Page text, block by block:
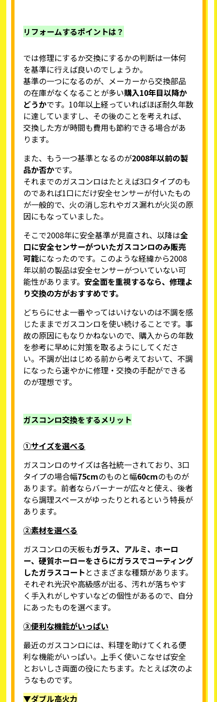
リフォームするポイントは？
では修理にするか交換にするかの判断は一体何
を基準に行えば良いのでしょうか。
基準の一つになるのが、メーカーから交換部品
の在庫がなくなることが多い購入10年目以降か
どうかです。10年以上経っていればほぼ耐久年数
に達していますし、その後のことを考えれば、
交換した方が時間も費用も節約できる場合があ
ります。
また、もう一つ基準となるのが2008年以前の製
品か否かです。
それまでのガスコンロはたとえば3口タイプのも
のであれば1口にだけ安全センサーが付いたもの
が一般的で、火の消し忘れやガス漏れが火災の原
因にもなっていました。
そこで2008年に安全基準が見直され、以降は全
口に安全センサーがついたガスコンロのみ販売
可能になったのです。このような経緯から2008
年以前の製品は安全センサーがついていない可
能性があります。安全面を重視するなら、修理よ
り交換の方がおすすめです。
どちらにせよ一番やってはいけないのは不調を感
じたままでガスコンロを使い続けることです。事
故の原因にもなりかねないので、購入からの年数
を参考に早めに対策を取るようにしてくださ
い。不調が出はじめる前から考えておいて、不調
になったら速やかに修理・交換の手配ができる
のが理想です。
ガスコンロ交換をするメリット
①サイズを選べる
ガスコンロのサイズは各社統一されており、3口
タイプの場合幅75cmのものと幅60cmのものが
あります。前者ならバーナーが広々と使え、後者
なら調理スペースがゆったりとれるという特長が
あります。
②素材を選べる
ガスコンロの天板もガラス、アルミ、ホーロ
ー、硬質ホーローをさらにガラスでコーティング
したガラスコートとさまざまな種類があります。
それぞれ光沢や高級感が出る、汚れが落ちやす
く手入れがしやすいなどの個性があるので、自分
にあったものを選べます。
③便利な機能がいっぱい
最近のガスコンロには、料理を助けてくれる便
利な機能がいっぱい。上手く使いこなせば安全
とおいしさ両面の役にたちます。たとえば次のよ
うなものです。
▼ダブル高火力